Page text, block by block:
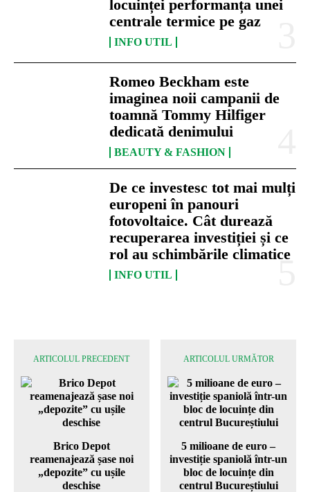
locuinței performanța unei
centrale termice pe gaz
INFO UTIL
Romeo Beckham este
imaginea noii campanii de
toamnă Tommy Hilfiger
dedicată denimului
BEAUTY & FASHION
De ce investesc tot mai mulți
europeni în panouri
fotovoltaice. Cât durează
recuperarea investiției și ce
rol au schimbările climatice
INFO UTIL
ARTICOLUL PRECEDENT
Brico Depot
reamenajează șase noi
„depozite” cu ușile
deschise
ARTICOLUL URMĂTOR
5 milioane de euro –
investiție spaniolă într-un
bloc de locuințe din
centrul Bucureștiului